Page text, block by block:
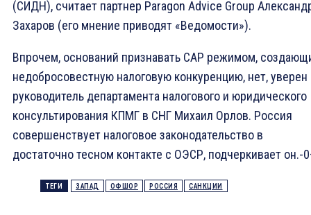
(СИДН), считает партнер Paragon Advice Group
Захаров (его мнение приводят «Ведомости»).
Впрочем, оснований признавать САР режимом,
недобросовестную налоговую конкуренцию, нет, уверен
руководитель департамента налогового и юридического
консультирования КПМГ в СНГ Михаил Орлов. Россия
совершенствует налоговое законодательство в
достаточно тесном контакте с ОЭСР, подчеркивает он.-
ТЕГИ ЗАПАД ОФШОР РОССИЯ САНКЦИИ